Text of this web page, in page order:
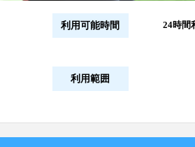
利用可能時間 24時間
利用範囲